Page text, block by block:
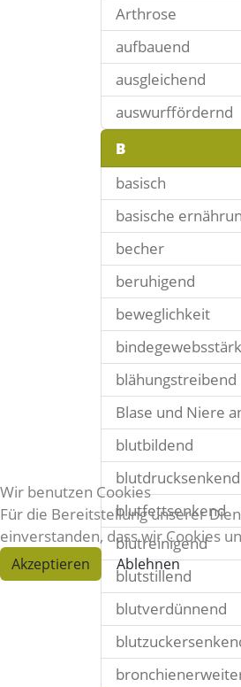
Arthrose
aufbauend
ausgleichend
auswurffördernd
B
basisch
basische
becher
beruhigend
beweglichkeit
blähungstreibend
Blase und Niere
blutbildend
blutdrucksenkend
blutfettsenkend
blutreinigend
blutstillend
blutverdünnend
Wir benutzen Cookies
Für die Bereitstellung unserer
einverstanden, dass wir Cookies
Akzeptieren Ablehnen